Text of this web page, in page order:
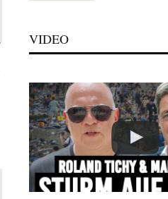
VIDEO